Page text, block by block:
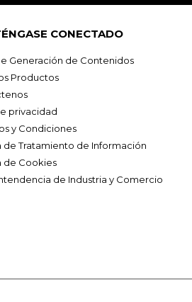
CONECTADO
Generación de Contenidos
Productos
privacidad
y Condiciones
de Tratamiento de Información
de Cookies
de Industria y Comercio